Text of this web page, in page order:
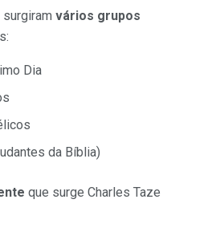
vários grupos
Dia
da Bíblia)
que surge Charles Taze